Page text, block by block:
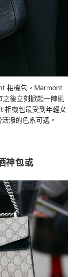
相機包。Marmont
後立刻掀起一陣風
相機包最受到年輕女
潑的色系可選。
神包或